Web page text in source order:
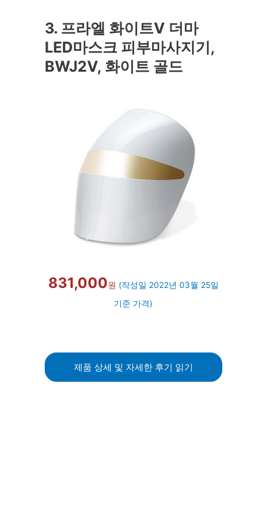
3. 프라엘 화이트V 더마
LED마스크 피부마사지기,
BWJ2V, 화이트 골드
831,000원 (작성일 2022년 03월 25일
기준 가격)
제품 상세 및 자세한 후기 읽기